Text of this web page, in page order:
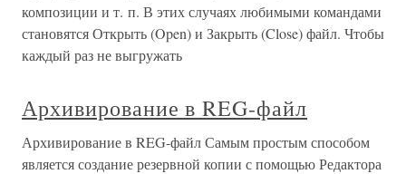
композиции и т. п. В этих случаях любимыми командами
становятся Открыть (Open) и Закрыть (Close) файл. Чтобы
каждый раз не выгружать
Архивирование в REG-файл
Архивирование в REG-файл Самым простым способом
является создание резервной копии с помощью Редактора